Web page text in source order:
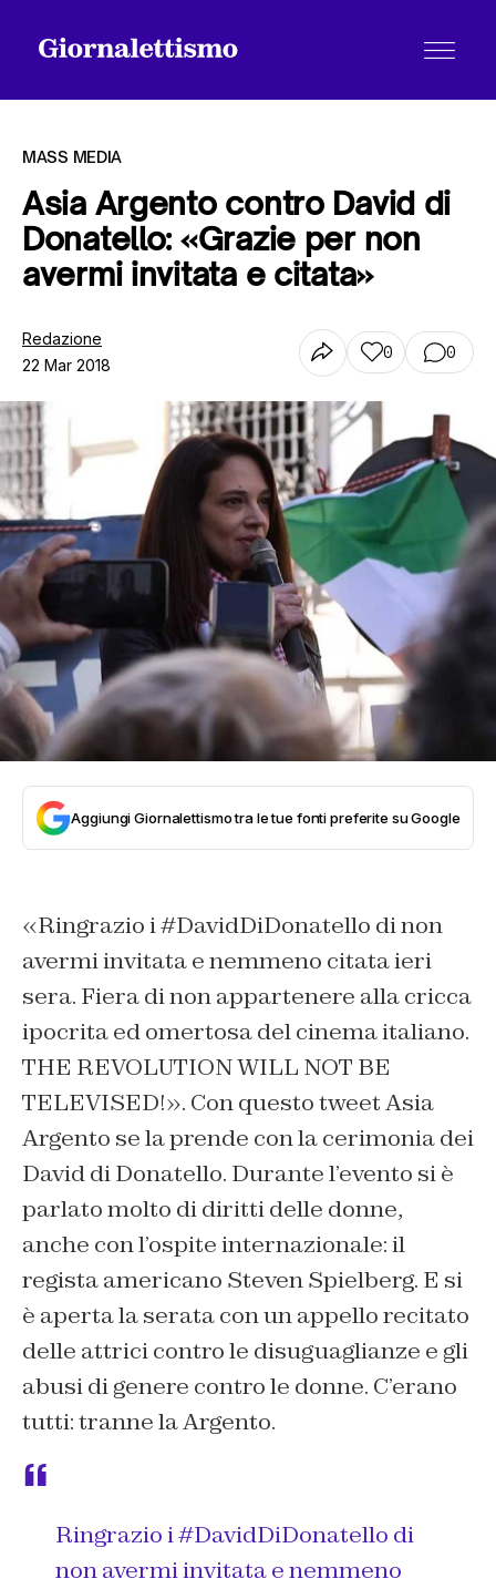
Tutti gli articoli
Chi siamo
Contatti
MASS MEDIA
Asia Argento contro David di
Donatello: «Grazie per non
avermi invitata e citata»
Redazione
22 Mar 2018
0 0
Aggiungi Giornalettismo tra le tue fonti preferite su Google
«Ringrazio i #DavidDiDonatello di non
avermi invitata e nemmeno citata ieri
sera. Fiera di non appartenere alla cricca
ipocrita ed omertosa del cinema italiano.
THE REVOLUTION WILL NOT BE
TELEVISED!». Con questo tweet Asia
Argento se la prende con la cerimonia dei
David di Donatello. Durante l’evento si è
parlato molto di diritti delle donne,
anche con l’ospite internazionale: il
regista americano Steven Spielberg. E si
è aperta la serata con un appello recitato
delle attrici contro le disuguaglianze e gli
abusi di genere contro le donne. C’erano
tutti: tranne la Argento.
Ringrazio i#DavidDiDonatello di
non avermi invitata e nemmeno